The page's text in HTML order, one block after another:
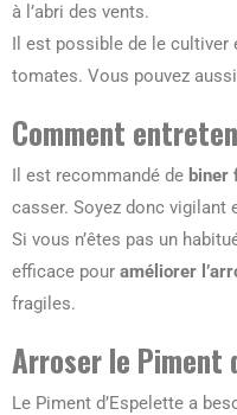
à l’abri des vents.
Il est possible de le cultiver
tomates. Vous pouvez
Comment
Il est recommandé de biner
casser. Soyez donc
Si vous n’êtes pas un
efficace pour améliorer
fragiles.
Arroser le Piment
Le Piment d’Espelette a